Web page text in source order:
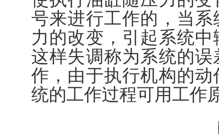
号来进行工作的，当
力的改变，引起系统
这样失调称为系统的
作，由于执行机构的
统的工作过程可用工作